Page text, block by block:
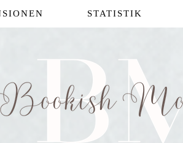
STATISTIK